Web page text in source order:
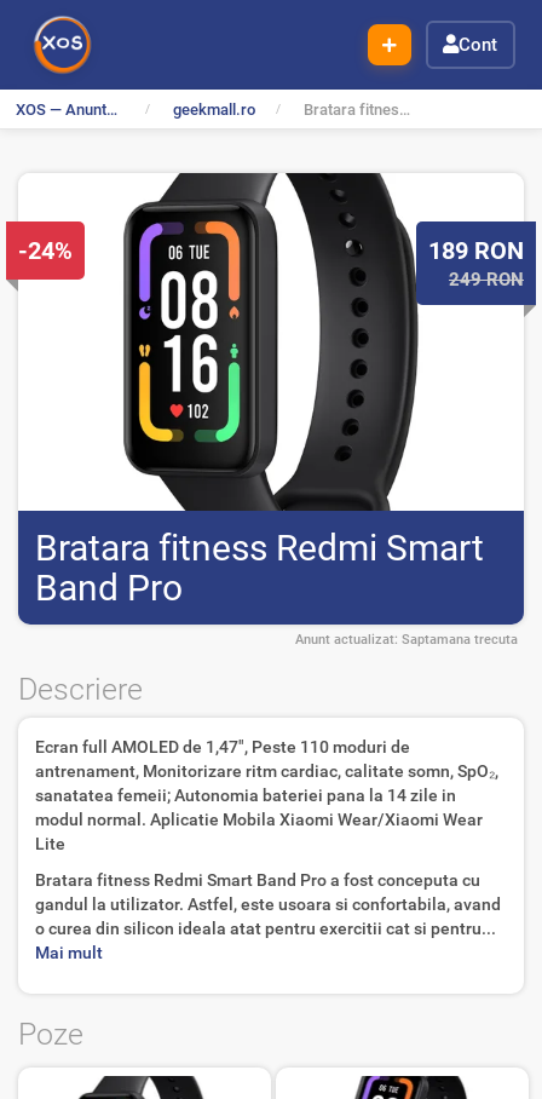
Cont
XOS — Anunturi Gratuite geekmall.ro Bratara fitness Redmi Smart Band Pro
Bratara fitness Redmi Smart
Band Pro
Anunt actualizat: Saptamana trecuta
Descriere
Ecran full AMOLED de 1,47", Peste 110 moduri de
antrenament, Monitorizare ritm cardiac, calitate somn, SpO₂,
sanatatea femeii; Autonomia bateriei pana la 14 zile in
modul normal. Aplicatie Mobila Xiaomi Wear/Xiaomi Wear
Lite
Bratara fitness Redmi Smart Band Pro a fost conceputa cu
gandul la utilizator. Astfel, este usoara si confortabila, avand
o curea din silicon ideala atat pentru exercitii cat si pentru...
Mai mult
Poze
P
e
189 RON
249 RON
D
i
-24%